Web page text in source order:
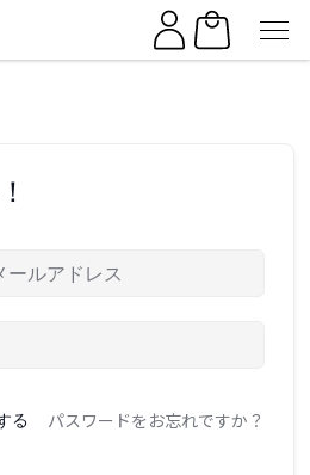
る パスワードをお忘れですか？